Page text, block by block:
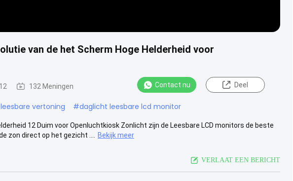
van de het Scherm Hoge Helderheid voor
132 Meningen Contact nu Deel
vertoning #daglicht leesbare lcd monitor
12 Duim voor Openluchtkiosk Zonlicht zijn de Leesbare LCD monitors de beste
zon direct op het gezicht ....
Bekijk meer
VERLAAT EEN BERICHT